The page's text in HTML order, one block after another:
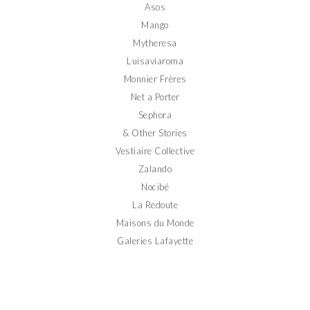
Asos
Mango
Mytheresa
Luisaviaroma
Monnier Frères
Net a Porter
Sephora
& Other Stories
Vestiaire Collective
Zalando
Nocibé
La Redoute
Maisons du Monde
Galeries Lafayette